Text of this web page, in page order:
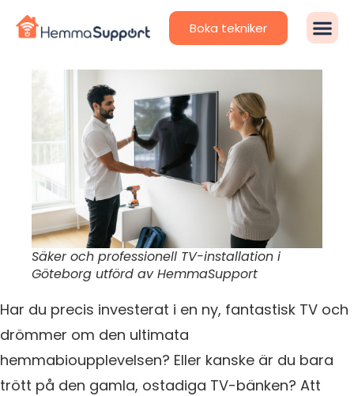
Boka tekniker
Säker och professionell TV-installation i
Göteborg utförd av HemmaSupport
Har du precis investerat i en ny, fantastisk TV och
drömmer om den ultimata
hemmabioupplevelsen? Eller kanske är du bara
trött på den gamla, ostadiga TV-bänken? Att